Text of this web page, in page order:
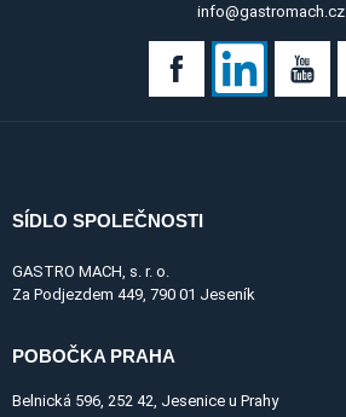
info@gastromach.cz
SÍDLO SPOLEČNOSTI
GASTRO MACH, s. r. o.
Za Podjezdem 449, 790 01 Jeseník
POBOČKA PRAHA
Belnická 596, 252 42, Jesenice u Prahy